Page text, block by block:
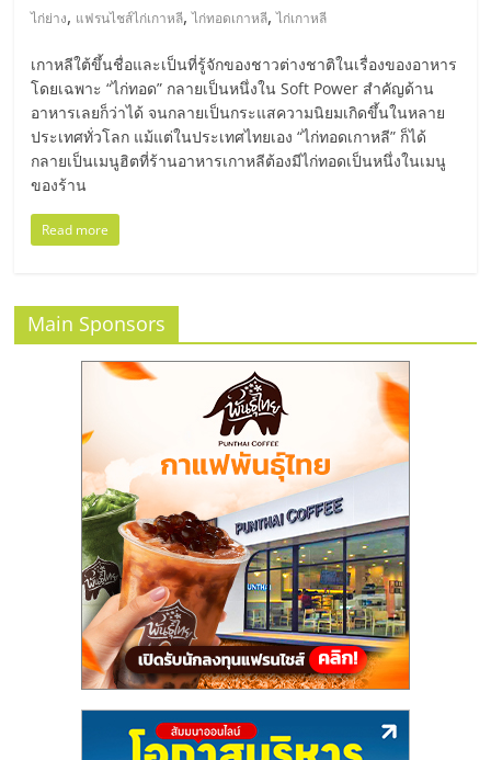
ไทย,
SMEs,
แฟ
รน
ไชส์,
ที่
ปรึกษา
แฟ
ไชส์,
รวม
แฟ
ไก่ย่าง, แฟรนไชส์ไก่เกาหลี,ไก่ทอดเกาหลี,ไก่เกาหลี
เกาหลีใต้ขึ้นชื่อและเป็นที่รู้จักของชาวต่างชาติในเรื่องของอาหาร
โดยเฉพาะ “ไก่ทอด” กลายเป็นหนึ่งใน Soft Power สำคัญด้าน
อาหารเลยก็ว่าได้ จนกลายเป็นกระแสความนิยมเกิดขึ้นในหลาย
ประเทศทั่วโลก แม้แต่ในประเทศไทยเอง “ไก่ทอดเกาหลี” ก็ได้
กลายเป็นเมนูฮิตที่ร้านอาหารเกาหลีต้องมีไก่ทอดเป็นหนึ่งในเมนู
ของร้าน
Read more
Main Sponsors